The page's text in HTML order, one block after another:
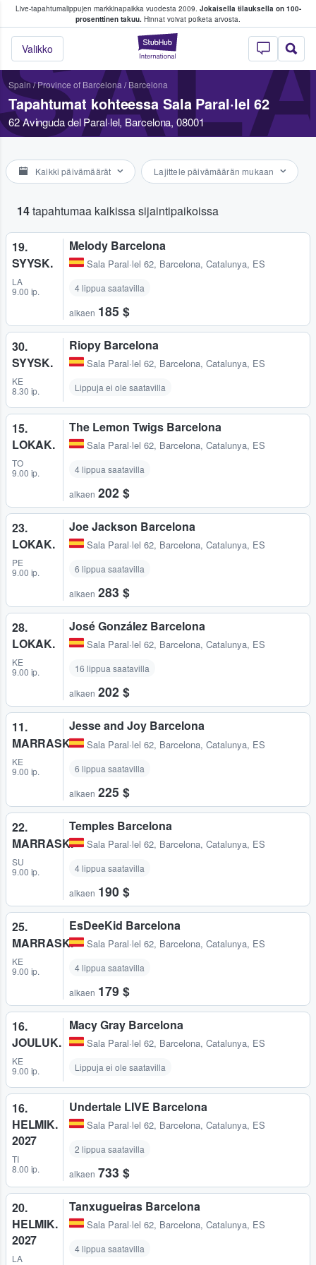
Live-tapahtumalippujen markkinapaikka vuodesta 2009. Jokaisella tilauksella on 100-
prosenttinen takuu. Hinnat voivat poiketa arvosta.
StubHub -
Valikko
fanit ostavat ja myyvät lippuja
Spain/Province of Barcelona / Barcelona
Tapahtumat kohteessa Sala Paral·lel 62
62 Avinguda del Paral·lel, Barcelona, 08001
Kaikki päivämäärät Lajittele päivämäärän mukaan
14tapahtumaa kaikissa sijaintipaikoissa
19.
SYYSK.
LA
9.00 ip.
Melody Barcelona
Sala Paral·lel 62, Barcelona, Catalunya, ES
4 lippua saatavilla
alkaen 185 $
30.
SYYSK.
KE
8.30 ip.
Riopy Barcelona
Sala Paral·lel 62, Barcelona, Catalunya, ES
Lippuja ei ole saatavilla
15.
LOKAK.
TO
9.00 ip.
The Lemon Twigs Barcelona
Sala Paral·lel 62, Barcelona, Catalunya, ES
4 lippua saatavilla
alkaen 202 $
23.
LOKAK.
PE
9.00 ip.
Joe Jackson Barcelona
Sala Paral·lel 62, Barcelona, Catalunya, ES
6 lippua saatavilla
alkaen 283 $
28.
LOKAK.
KE
9.00 ip.
José González Barcelona
Sala Paral·lel 62, Barcelona, Catalunya, ES
16 lippua saatavilla
alkaen 202 $
11.
MARRASK.
KE
9.00 ip.
Jesse and Joy Barcelona
Sala Paral·lel 62, Barcelona, Catalunya, ES
6 lippua saatavilla
alkaen 225 $
22.
MARRASK.
SU
9.00 ip.
Temples Barcelona
Sala Paral·lel 62, Barcelona, Catalunya, ES
4 lippua saatavilla
alkaen 190 $
25.
MARRASK.
KE
9.00 ip.
EsDeeKid Barcelona
Sala Paral·lel 62, Barcelona, Catalunya, ES
4 lippua saatavilla
alkaen 179 $
16.
JOULUK.
KE
9.00 ip.
Macy Gray Barcelona
Sala Paral·lel 62, Barcelona, Catalunya, ES
Lippuja ei ole saatavilla
16.
HELMIK.
2027
TI
8.00 ip.
Undertale LIVE Barcelona
Sala Paral·lel 62, Barcelona, Catalunya, ES
2 lippua saatavilla
alkaen 733 $
20.
HELMIK.
2027
LA
Tanxugueiras Barcelona
Sala Paral·lel 62, Barcelona, Catalunya, ES
4 lippua saatavilla